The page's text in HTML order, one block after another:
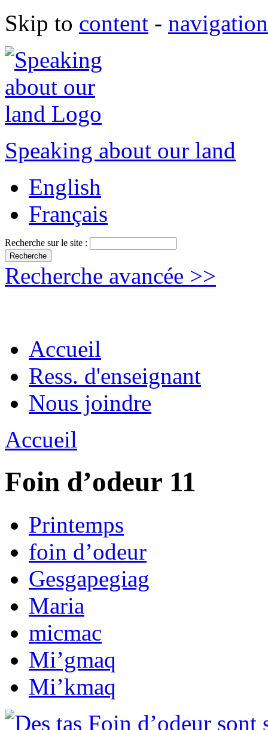
Skip to content - navigation
Speaking about our land
English
Français
Recherche sur le site :
Recherche avancée >>
Accueil
Ress. d'enseignant
Nous joindre
Accueil
Foin d’odeur 11
Printemps
foin d’odeur
Gesgapegiag
Maria
micmac
Mi’gmaq
Mi’kmaq